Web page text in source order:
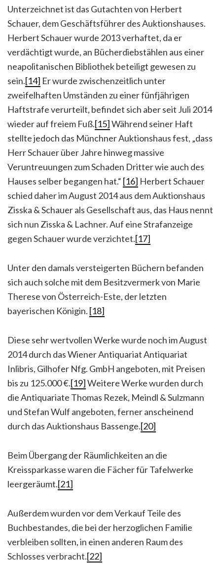
Unterzeichnet ist das Gutachten von Herbert
Schauer, dem Geschäftsführer des Auktionshauses.
Herbert Schauer wurde 2013 verhaftet, da er
verdächtigt wurde, an Bücherdiebstählen aus einer
neapolitanischen Bibliothek beteiligt gewesen zu
sein.[14] Er wurde zwischenzeitlich unter
zweifelhaften Umständen zu einer fünfjährigen
Haftstrafe verurteilt, befindet sich aber seit Juli 2014
wieder auf freiem Fuß.[15]Während seiner Haft
stellte jedoch das Münchner Auktionshaus fest, „dass
Herr Schauer über Jahre hinweg massive
Veruntreuungen zum Schaden Dritter wie auch des
Hauses selber begangen hat.“ [16] Herbert Schauer
schied daher im August 2014 aus dem Auktionshaus
Zisska & Schauer als Gesellschaft aus, das Haus nennt
sich nun Zisska & Lachner. Auf eine Strafanzeige
gegen Schauer wurde verzichtet.[17]
Unter den damals versteigerten Büchern befanden
sich auch solche mit dem Besitzvermerk von Marie
Therese von Österreich-Este, der letzten
bayerischen Königin. [18]
Diese sehr wertvollen Werke wurde noch im August
2014 durch das Wiener Antiquariat Antiquariat
Inlibris, Gilhofer Nfg. GmbH angeboten, mit Preisen
bis zu 125.000 €.[19]Weitere Werke wurden durch
die Antiquariate Thomas Rezek, Meindl & Sulzmann
und Stefan Wulf angeboten, ferner anscheinend
durch das Auktionshaus Bassenge.[20]
Beim Übergang der Räumlichkeiten an die
Kreissparkasse waren die Fächer für Tafelwerke
leergeräumt.[21]
Außerdem wurden vor dem Verkauf Teile des
Buchbestandes, die bei der herzoglichen Familie
verbleiben sollten, in einen anderen Raum des
Schlosses verbracht.[22]